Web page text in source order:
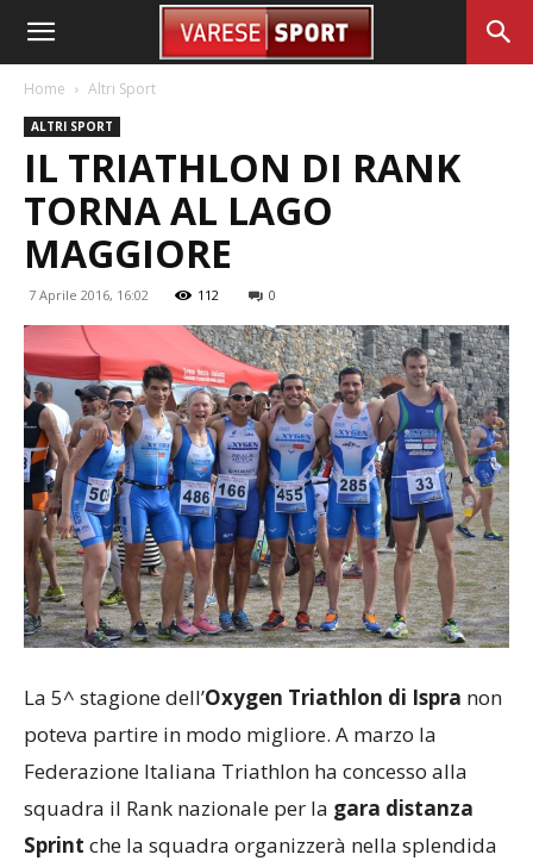
Home Altri Sport
ALTRI SPORT
IL TRIATHLON DI RANK
TORNA AL LAGO
MAGGIORE
7 Aprile 2016, 16:02 112 0
La 5^ stagione dell’Oxygen Triathlon di Ispra non
poteva partire in modo migliore. A marzo la
Federazione Italiana Triathlon ha concesso alla
squadra il Rank nazionale per la gara distanza
Sprint che la squadra organizzerà nella splendida